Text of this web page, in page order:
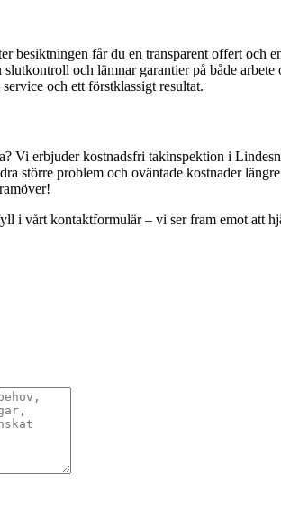
besiktningen får du en transparent offert och
och lämnar garantier på både
och ett förstklassigt resultat.
Vi erbjuder kostnadsfri takinspektion i
större problem och oväntade kostnader
i vårt kontaktformulär – vi ser fram emot att